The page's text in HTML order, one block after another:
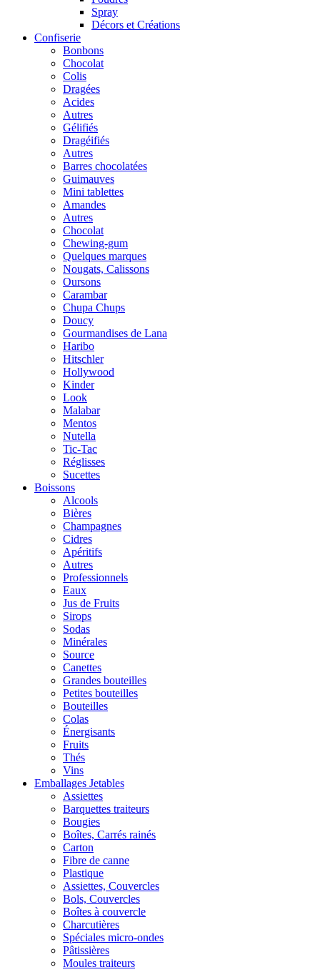
Spray
Décors et Créations
Confiserie
Bonbons
Chocolat
Colis
Dragées
Acides
Autres
Gélifiés
Dragéifiés
Autres
Barres chocolatées
Guimauves
Mini tablettes
Amandes
Autres
Chocolat
Chewing-gum
Quelques marques
Nougats, Calissons
Oursons
Carambar
Chupa Chups
Doucy
Gourmandises de Lana
Haribo
Hitschler
Hollywood
Kinder
Look
Malabar
Mentos
Nutella
Tic-Tac
Réglisses
Sucettes
Boissons
Alcools
Bières
Champagnes
Cidres
Apéritifs
Autres
Professionnels
Eaux
Jus de Fruits
Sirops
Sodas
Minérales
Source
Canettes
Grandes bouteilles
Petites bouteilles
Bouteilles
Colas
Énergisants
Fruits
Thés
Vins
Emballages Jetables
Assiettes
Barquettes traiteurs
Bougies
Boîtes, Carrés rainés
Carton
Fibre de canne
Plastique
Assiettes, Couvercles
Bols, Couvercles
Boîtes à couvercle
Charcutières
Spéciales micro-ondes
Pâtissières
Moules traiteurs